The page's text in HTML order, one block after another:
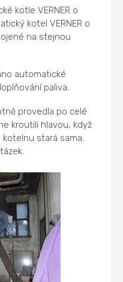
kotle VERNER o
kotel VERNER o
na stejnou
automatické
paliva.
provedla po celé
kroutili hlavou, když
stará sama.